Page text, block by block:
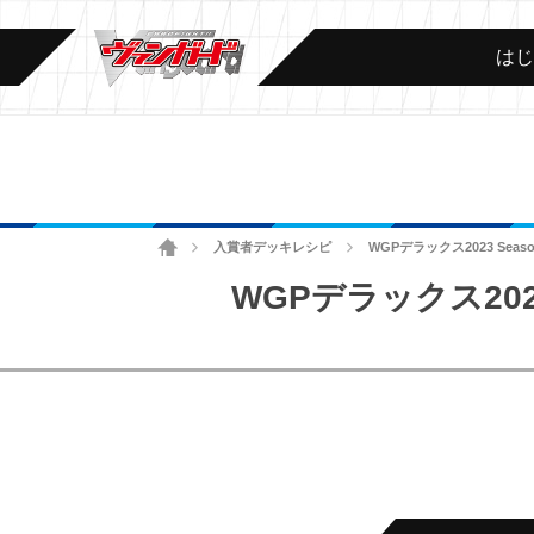
は
ホーム 入賞者デッキレシピ WGPデラックス2023
WGPデラックス